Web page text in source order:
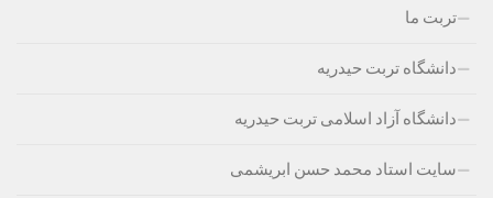
تربت ما
دانشگاه تربت حیدریه
دانشگاه آزاد اسلامی تربت حیدریه
سایت استاد محمد حسن ابریشمی